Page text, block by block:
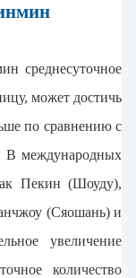
среднесуточное
может достичь
по сравнению с
В международных
Пекин (Шоуду),
(Сяошань) и
увеличение
количество